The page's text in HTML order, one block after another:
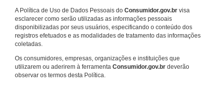
A Política de Uso de Dados Pessoais do Consumidor.gov.br visa
esclarecer como serão utilizadas as informações pessoais
disponibilizadas por seus usuários, especificando o conteúdo dos
registros efetuados e as modalidades de tratamento das informações
coletadas.
Os consumidores, empresas, organizações e instituições que
utilizarem ou aderirem à ferramenta Consumidor.gov.br deverão
observar os termos desta Política.